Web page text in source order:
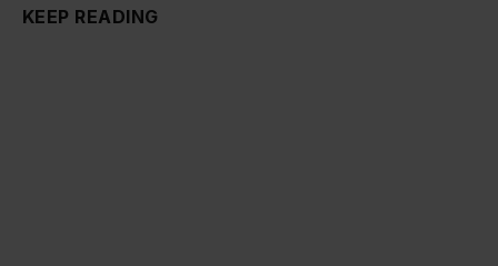
KEEP READING